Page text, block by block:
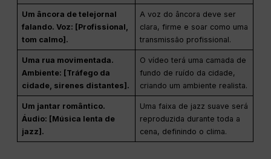
Um âncora de telejornal
falando. Voz: [Profissional,
tom calmo].
A voz do âncora deve ser
clara, firme e soar como uma
transmissão profissional.
Uma rua movimentada.
Ambiente: [Tráfego da
cidade, sirenes distantes].
O vídeo terá uma camada de
fundo de ruído da cidade,
criando um ambiente realista.
Um jantar romântico.
Áudio: [Música lenta de
jazz].
Uma faixa de jazz suave será
reproduzida durante toda a
cena, definindo o clima.